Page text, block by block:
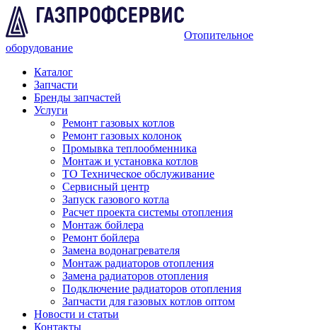
Отопительное
оборудование
Каталог
Запчасти
Бренды запчастей
Услуги
Ремонт газовых котлов
Ремонт газовых колонок
Промывка теплообменника
Монтаж и установка котлов
ТО Техническое обслуживание
Сервисный центр
Запуск газового котла
Расчет проекта системы отопления
Монтаж бойлера
Ремонт бойлера
Замена водонагревателя
Монтаж радиаторов отопления
Замена радиаторов отопления
Подключение радиаторов отопления
Запчасти для газовых котлов оптом
Новости и статьи
Контакты